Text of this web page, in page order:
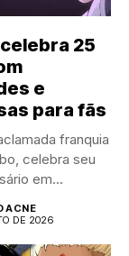
25
e
para fãs
franquia
celebra seu
em...
ACNE
DE 2026